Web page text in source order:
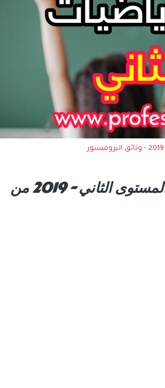
يمكنكم تحميل جذاذات الجيد في الرياضيات - المستوى الثاني - 2019 من